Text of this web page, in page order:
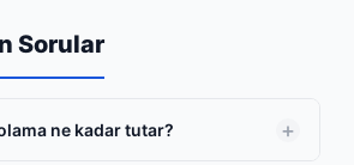
Sorular
ne kadar tutar?